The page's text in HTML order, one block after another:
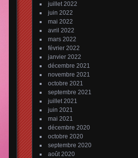
juillet 2022
juin 2022
mai 2022
avril 2022
mars 2022
février 2022
janvier 2022
décembre 2021
novembre 2021
octobre 2021
septembre 2021
juillet 2021
juin 2021
mai 2021
décembre 2020
octobre 2020
septembre 2020
août 2020